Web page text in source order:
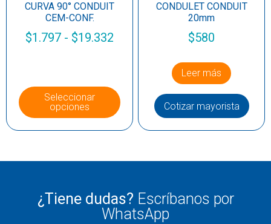
CURVA 90° CONDUIT
CEM-CONF.
$1.797 - $19.332
Seleccionar
opciones
CONDULET CONDUIT
20mm
$580
Leer más
Cotizar mayorista
¿Tiene dudas? Escríbanos por
WhatsApp